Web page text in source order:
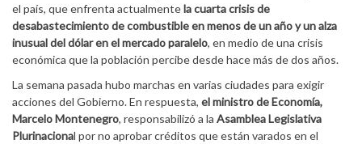
el país, que enfrenta actualmentela cuarta crisis de
desabastecimiento de combustible en menos de un año y un alza
inusual del dólar en el mercado paralelo, en medio de una crisis
económica que la población percibe desde hace más de dos años.
La semana pasada hubo marchas en varias ciudades para exigir
acciones del Gobierno. En respuesta, el ministro de Economía,
Marcelo Montenegro, responsabilizó a la Asamblea Legislativa
Plurinacional por no aprobar créditos que están varados en el